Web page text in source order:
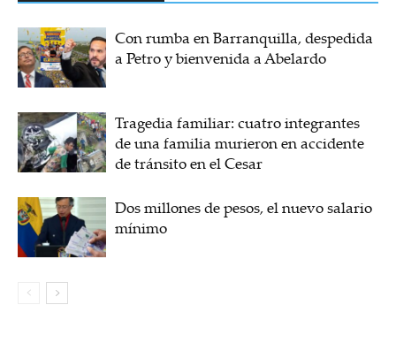
Con rumba en Barranquilla, despedida
a Petro y bienvenida a Abelardo
Tragedia familiar: cuatro integrantes
de una familia murieron en accidente
de tránsito en el Cesar
Dos millones de pesos, el nuevo salario
mínimo